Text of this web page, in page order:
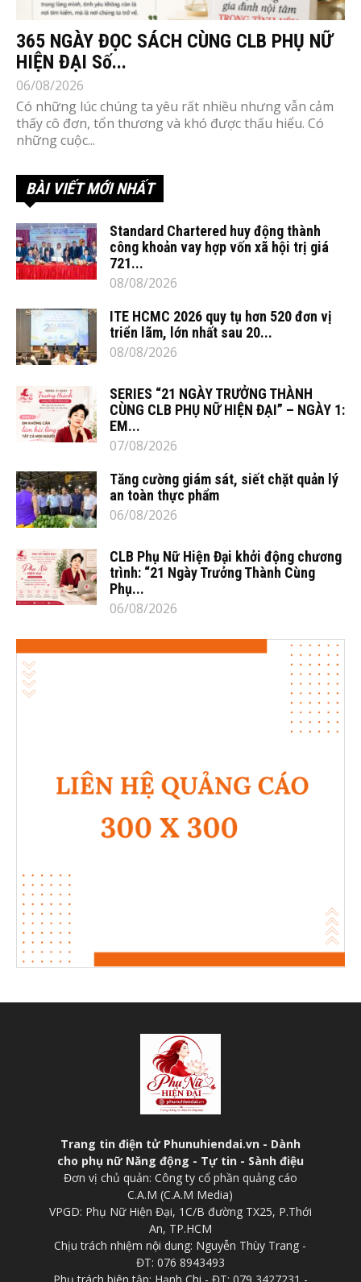
365 NGÀY ĐỌC SÁCH CÙNG CLB PHỤ NỮ
HIỆN ĐẠI Số...
06/08/2026
Có những lúc chúng ta yêu rất nhiều nhưng vẫn cảm
thấy cô đơn, tổn thương và khó được thấu hiểu. Có
những cuộc...
BÀI VIẾT MỚI NHẤT
Standard Chartered huy động thành
công khoản vay hợp vốn xã hội trị giá
721...
08/08/2026
ITE HCMC 2026 quy tụ hơn 520 đơn vị
triển lãm, lớn nhất sau 20...
08/08/2026
SERIES “21 NGÀY TRƯỞNG THÀNH
CÙNG CLB PHỤ NỮ HIỆN ĐẠI” – NGÀY 1:
EM...
07/08/2026
Tăng cường giám sát, siết chặt quản lý
an toàn thực phẩm
06/08/2026
CLB Phụ Nữ Hiện Đại khởi động chương
trình: “21 Ngày Trưởng Thành Cùng
Phụ...
06/08/2026
Trang tin điện tử Phunuhiendai.vn - Dành
cho phụ nữ Năng động - Tự tin - Sành điệu
Đơn vị chủ quản: Công ty cổ phần quảng cáo
C.A.M (C.A.M Media)
VPGD: Phụ Nữ Hiện Đại, 1C/B đường TX25, P.Thới
An, TP.HCM
Chịu trách nhiệm nội dung: Nguyễn Thùy Trang -
ĐT: 076 8943493